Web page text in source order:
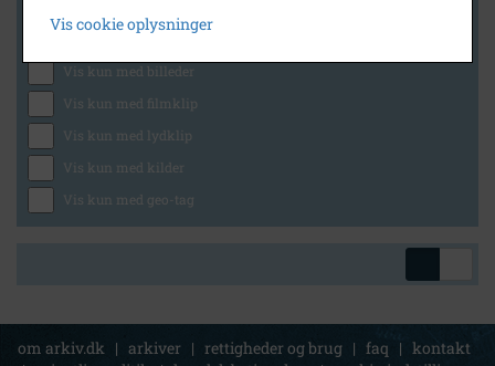
Generelt
Vis kun med billeder
Vis kun med filmklip
Vis kun med lydklip
Vis kun med kilder
Vis kun med geo-tag
om arkiv.dk | arkiver | rettigheder og brug | faq | kontakt
Vis cookie oplysninger